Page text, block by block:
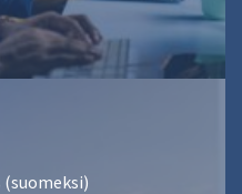
(suomeksi)